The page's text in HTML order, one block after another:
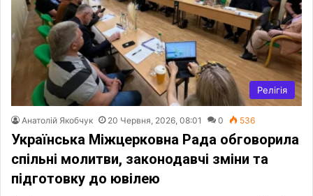
Релігія
Анатолій Якобчук 20 Червня, 2026, 08:01 0 536
Українська Міжцерковна Рада обговорила
спільні молитви, законодавчі зміни та
підготовку до ювілею